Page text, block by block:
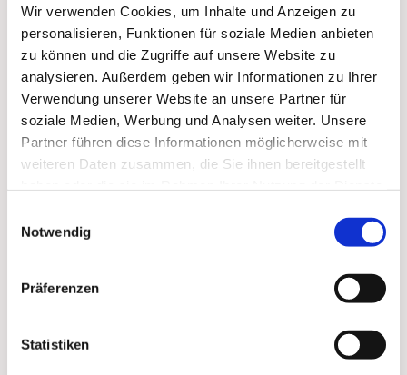
Wir verwenden Cookies, um Inhalte und Anzeigen zu
personalisieren, Funktionen für soziale Medien anbieten
zu können und die Zugriffe auf unsere Website zu
analysieren. Außerdem geben wir Informationen zu Ihrer
Verwendung unserer Website an unsere Partner für
soziale Medien, Werbung und Analysen weiter. Unsere
Partner führen diese Informationen möglicherweise mit
weiteren Daten zusammen, die Sie ihnen bereitgestellt
Notwendig
Präferenzen
Statistiken